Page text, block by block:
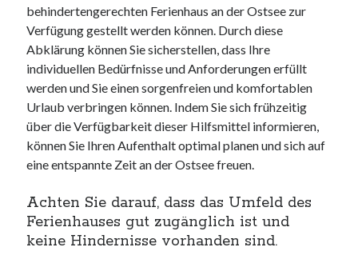
behindertengerechten Ferienhaus an der Ostsee zur
Verfügung gestellt werden können. Durch diese
Abklärung können Sie sicherstellen, dass Ihre
individuellen Bedürfnisse und Anforderungen erfüllt
werden und Sie einen sorgenfreien und komfortablen
Urlaub verbringen können. Indem Sie sich frühzeitig
über die Verfügbarkeit dieser Hilfsmittel informieren,
können Sie Ihren Aufenthalt optimal planen und sich auf
eine entspannte Zeit an der Ostsee freuen.
Achten Sie darauf, dass das Umfeld des
Ferienhauses gut zugänglich ist und
keine Hindernisse vorhanden sind.